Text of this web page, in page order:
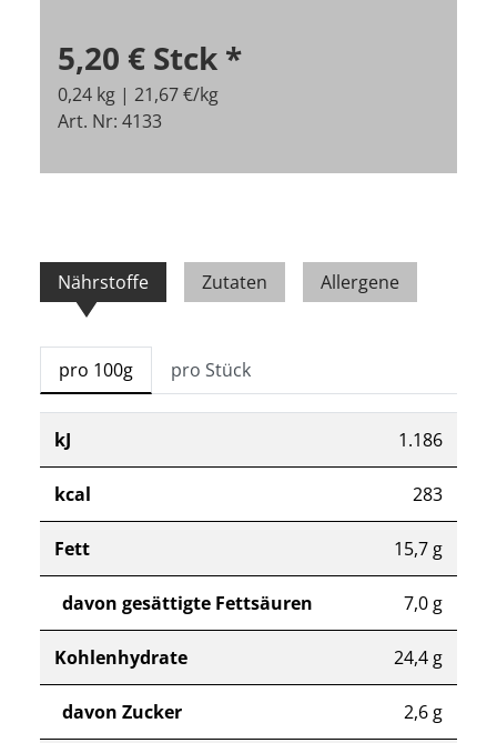
5,20 € Stck *
0,24 kg | 21,67 €/kg
Art. Nr: 4133
Nährstoffe Zutaten Allergene
pro 100g pro Stück
kJ 1.186
kcal 283
Fett 15,7 g
davon gesättigte Fettsäuren 7,0 g
Kohlenhydrate 24,4 g
davon Zucker 2,6 g